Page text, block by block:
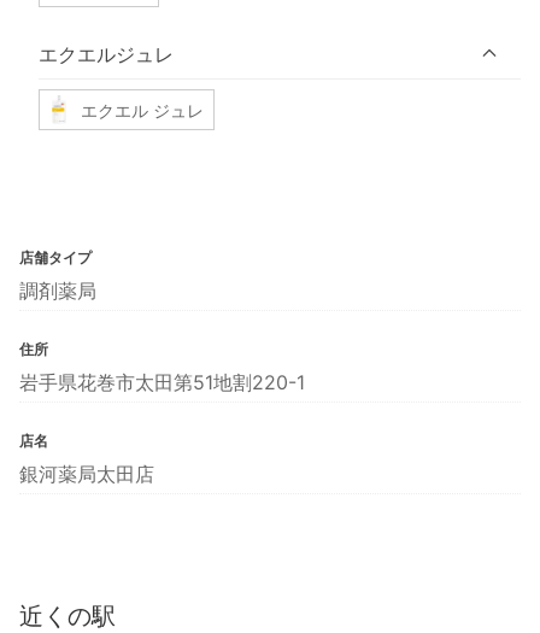
エクエルジュレ
エクエル ジュレ
店舗タイプ
調剤薬局
住所
岩手県花巻市太田第51地割220-1
店名
銀河薬局太田店
近くの駅